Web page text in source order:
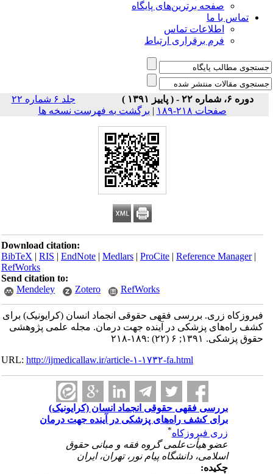
صفحه برترین‌های پایگاه
تماس با ما
اطلاعات تماس
فرم برقراری ارتباط
دوره ۶، شماره ۲۲ - ( پاییز ۱۳۹۱ )
جلد ۶ شماره ۲۲
صفحات ۲۱۸-۱۸۹
| برگشت به فهرست نسخه ها
Download citation:
BibTeX|RIS|EndNote|Medlars|ProCite|Reference Manager
RefWorks
Send citation to:
Mendeley
Zotero RefWorks
فیروزکاه زری. بررسی فقهی حقوقی انجماد انسان (کرایونیک) برای
کشف راه‌های پزشکی در آینده جهت درمان. مجله علمی پژوهشی
حقوق پزشکی. ۱۳۹۱; ۶ (۲۲) :۱۸۹-۲۱۸
URL:http://ijmedicallaw.ir/article-۱-۱۷۳۲-fa.html
بررسی فقهی حقوقی انجماد انسان (کرایونیک)
برای کشف راه‌های پزشکی در آینده جهت درمان
زری فیروزکاه*
عضو هیأت‌علمی گروه فقه و مبانی حقوق
اسلامی، دانشگاه پیام نور، تهران، ایران
چکیده: